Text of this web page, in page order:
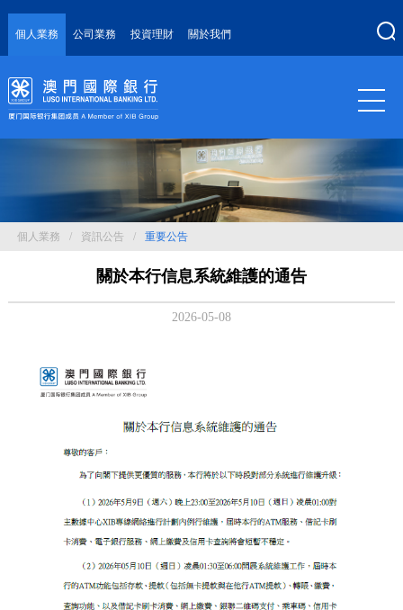
個人業務 公司業務 投資理財 關於我們
個人業務 / 資訊公告 / 重要公告
關於本行信息系統維護的通告
2026-05-08